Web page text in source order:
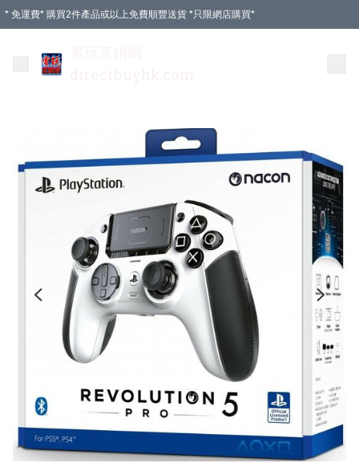
* 免運費* 購買2件產品或以上免費順豐送貨 *只限網店購買*